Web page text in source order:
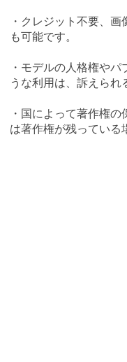
・クレジット不要、
も可能です。
・モデルの人格権や
うな利用は、訴えられ
・国によって著作権
は著作権が残っている